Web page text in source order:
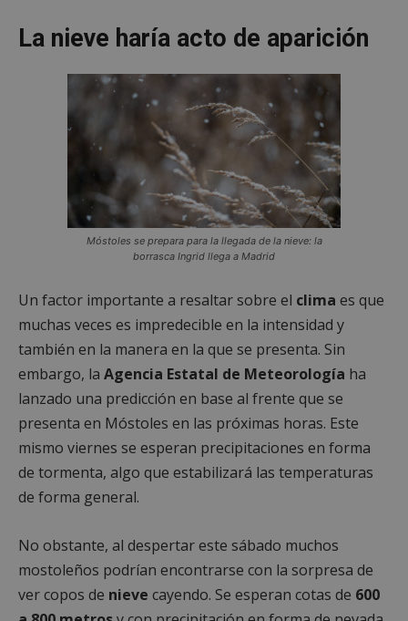
La nieve haría acto de aparición
Móstoles se prepara para la llegada de la nieve: la
borrasca Ingrid llega a Madrid
Un factor importante a resaltar sobre el clima es que
muchas veces es impredecible en la intensidad y
también en la manera en la que se presenta. Sin
embargo, la Agencia Estatal de Meteorología ha
lanzado una predicción en base al frente que se
presenta en Móstoles en las próximas horas. Este
mismo viernes se esperan precipitaciones en forma
de tormenta, algo que estabilizará las temperaturas
de forma general.
No obstante, al despertar este sábado muchos
mostoleños podrían encontrarse con la sorpresa de
ver copos de nieve cayendo. Se esperan cotas de 600